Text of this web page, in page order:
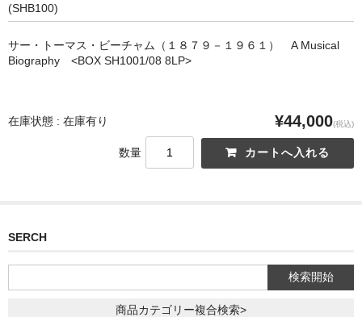
(SHB100)
サー・トーマス・ビーチャム（１８７９－１９６１） A Musical
Biography <BOX SH1001/08 8LP>
在庫状態 : 在庫有り ¥44,000(税込)
数量
SERCH
商品カテゴリー複合検索>